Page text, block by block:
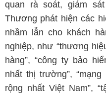
quan rà soát, giám
Thương phát hiện các
nhầm lẫn cho khách
nghiệp, như “thương
hàng”, “công ty bảo
nhất thị trường”,
rộng nhất Việt Nam”,